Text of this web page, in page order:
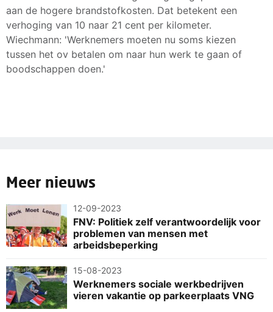
aan de hogere brandstofkosten. Dat betekent een
verhoging van 10 naar 21 cent per kilometer.
Wiechmann: 'Werknemers moeten nu soms kiezen
tussen het ov betalen om naar hun werk te gaan of
boodschappen doen.'
Meer nieuws
12-09-2023
FNV: Politiek zelf verantwoordelijk voor
problemen van mensen met
arbeidsbeperking
15-08-2023
Werknemers sociale werkbedrijven
vieren vakantie op parkeerplaats VNG